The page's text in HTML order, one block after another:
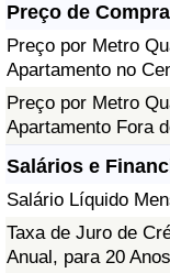
Preço de
Preço por Metro
Apartamento no
Preço por Metro
Apartamento Fora
Salários e
Salário Líquido
Taxa de Juro de
Anual, para 20
Taxa do
Indicador de
Índice de
Saúde